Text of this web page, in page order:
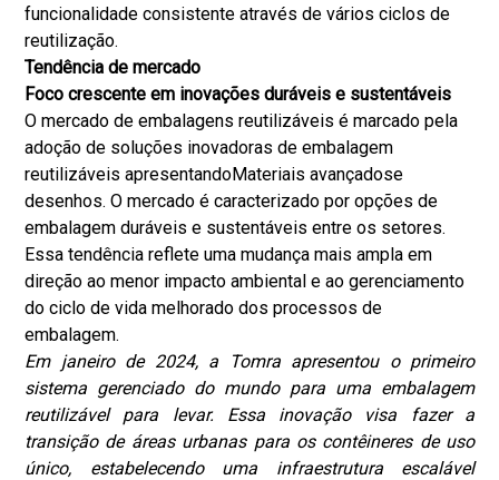
funcionalidade consistente através de vários ciclos de
reutilização.
Tendência de mercado
Foco crescente em inovações duráveis ​​e sustentáveis
O mercado de embalagens reutilizáveis ​​é marcado pela
adoção de soluções inovadoras de embalagem
reutilizáveis ​​apresentandoMateriais avançadose
desenhos. O mercado é caracterizado por opções de
embalagem duráveis ​​e sustentáveis ​​entre os setores.
Essa tendência reflete uma mudança mais ampla em
direção ao menor impacto ambiental e ao gerenciamento
do ciclo de vida melhorado dos processos de
embalagem.
Em janeiro de 2024, a Tomra apresentou o primeiro
sistema gerenciado do mundo para uma embalagem
reutilizável para levar. Essa inovação visa fazer a
transição de áreas urbanas para os contêineres de uso
único, estabelecendo uma infraestrutura escalável